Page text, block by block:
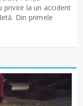
privire la un accident
Din primele